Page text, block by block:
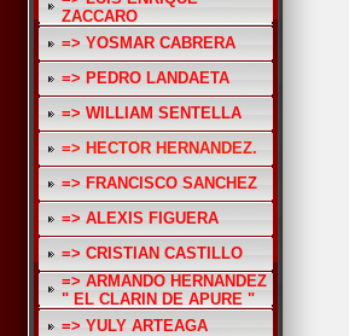
ZACCARO
=> YOSMAR CABRERA
=> PEDRO LANDAETA
=> WILLIAM SENTELLA
=> HECTOR HERNANDEZ.
=> FRANCISCO SANCHEZ
=> ALEXIS FIGUERA
=> CRISTIAN CASTILLO
=> ARMANDO HERNANDEZ
" EL CLARIN DE APURE "
=> YULY ARTEAGA